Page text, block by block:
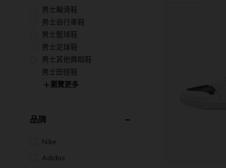
男士輪滑鞋
男士自行車鞋
男士籃球鞋
男士足球鞋
男士其他舞蹈鞋
男士田徑鞋
瀏覽更多
品牌
Nike
Adidas